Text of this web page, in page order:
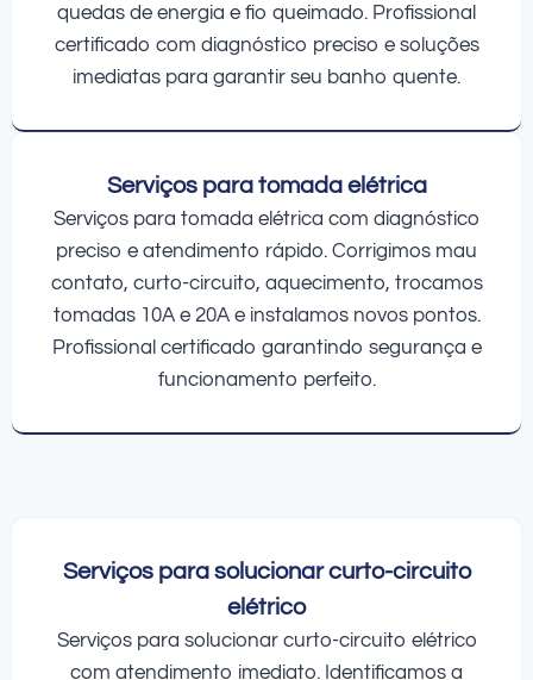
quedas de energia e fio queimado. Profissional
certificado com diagnóstico preciso e soluções
imediatas para garantir seu banho quente.
Serviços para tomada elétrica
Serviços para tomada elétrica com diagnóstico
preciso e atendimento rápido. Corrigimos mau
contato, curto-circuito, aquecimento, trocamos
tomadas 10A e 20A e instalamos novos pontos.
Profissional certificado garantindo segurança e
funcionamento perfeito.
Serviços para solucionar curto-circuito
elétrico
Serviços para solucionar curto-circuito elétrico
com atendimento imediato. Identificamos a